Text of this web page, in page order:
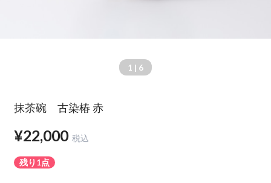
1 | 6
抹茶碗 古染椿 赤
¥22,000 税込
残り1点